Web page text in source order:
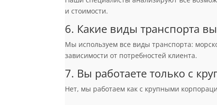
и стоимости.
6. Какие виды транспорта
Мы используем все виды транспорта:
зависимости от потребностей клиента.
7. Вы работаете только с
Нет, мы работаем как с крупными